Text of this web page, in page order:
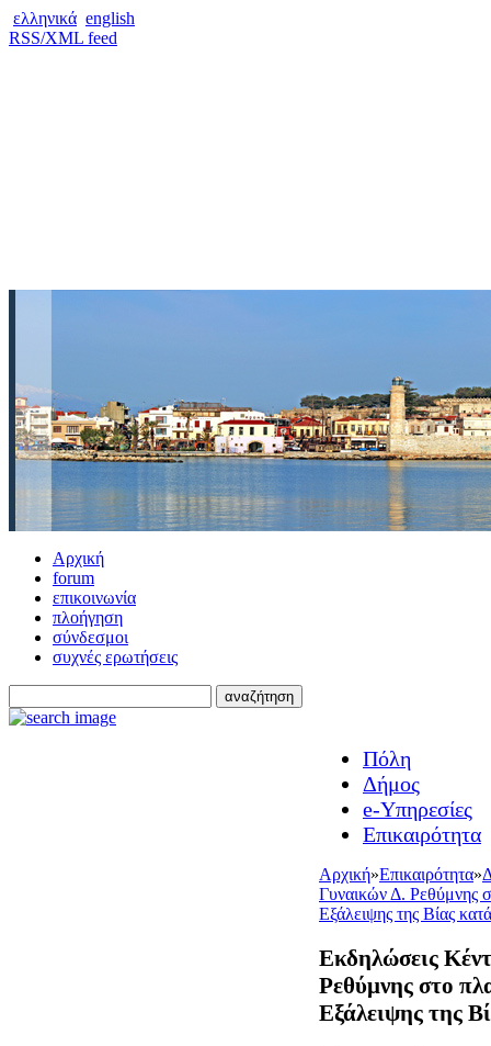
ελληνικά english
RSS/XML feed
Αρχική
forum
επικοινωνία
πλοήγηση
σύνδεσμοι
συχνές ερωτήσεις
Πόλη
Δήμος
e-Υπηρεσίες
Επικαιρότητα
Αρχική»Επικαιρότητα»
Γυναικών Δ. Ρεθύμνης
Εξάλειψης της Βίας
Εκδηλώσεις
Ρεθύμνης στο
Εξάλειψης της